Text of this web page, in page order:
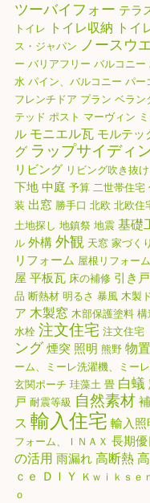
ツーバイフォー テラ
トイレ トイレ収納 トイ
ス・ジャパン ノースウ
ー バリアフリー バルコニー
水 パイン、バルコニー パー
フレンチドア プラン ベラン
テッド ポスト マーヴィン
ル モニエル瓦 モルテッ
グ ラップサイディ
リビング リビング吹き抜け
下地中庭 予算 二世帯住宅
装 出窓 勝手口 北欧 北欧住
土地探し 地鎮祭 地震 基礎
ル 外構外観 天窓 家づく
リフォーム 屋根リフォー
屋 平板瓦 床の補修 引き戸
品 断熱材 明るさ 暴風 木製
ア 木製窓 木部保護塗料 構
水栓 注文住宅 注文住
ング煙突 照明 熊野 物
ーム、ミーレ洗濯機、ミー
玄関ポーチ 珪藻土 畳 白蟻
戸 耐震等級 自然素材
ス 輸入住宅 輸入照
フォーム、ＩＮＡＸ 長期
の活用 雨漏れ高断熱
ｃｅ ＤＩＹ Ｋｗｉｋｓｅ
ｏ